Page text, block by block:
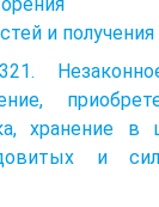
и
хранение в
и